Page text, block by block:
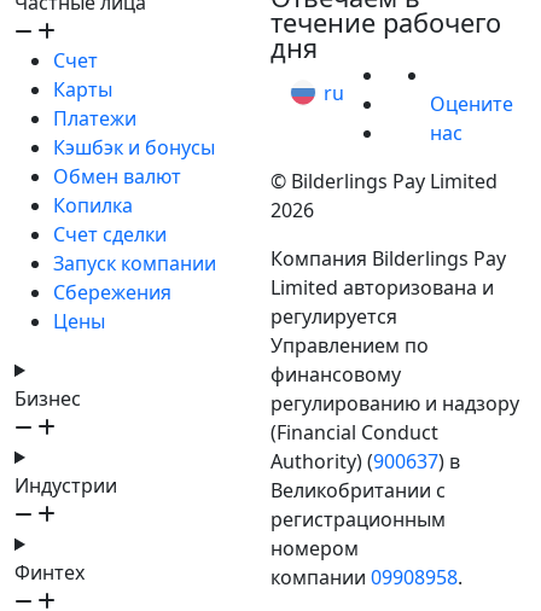
Счет
Карты
Платежи
Кэшбэк и бонусы
Обмен валют
Копилка
Счет сделки
Запуск компании
Сбережения
Цены
Бизнес
Индустрии
Финтех
течение рабочего
дня
ru
Оцените
нас
© Bilderlings Pay Limited
2026
Компания Bilderlings Pay
Limited авторизована и
регулируется
Управлением по
финансовому
регулированию и надзору
(Financial Conduct
Authority) (900637) в
Великобритании с
регистрационным
номером
компании 09908958.